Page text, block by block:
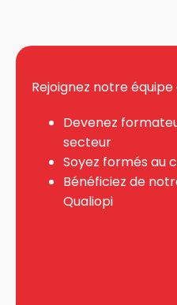
Rejoignez notre
Devenez
secteur
Soyez formés au
Bénéficiez de
Qualiopi